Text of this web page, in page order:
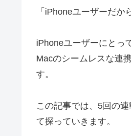
「iPhoneユーザーだ
iPhoneユーザーにとっ
Macのシームレスな連
す。
この記事では、5回の
て探っていきます。